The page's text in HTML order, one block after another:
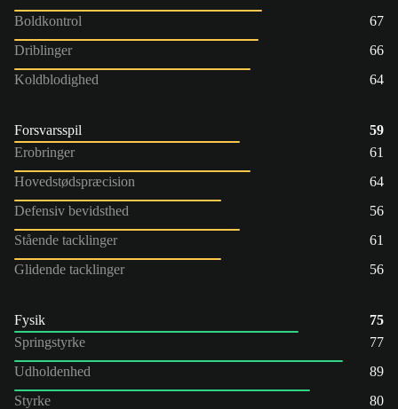
Boldkontrol
67
Driblinger
66
Koldblodighed
64
Forsvarsspil
59
Erobringer
61
Hovedstødspræcision
64
Defensiv bevidsthed
56
Stående tacklinger
61
Glidende tacklinger
56
Fysik
75
Springstyrke
77
Udholdenhed
89
Styrke
80